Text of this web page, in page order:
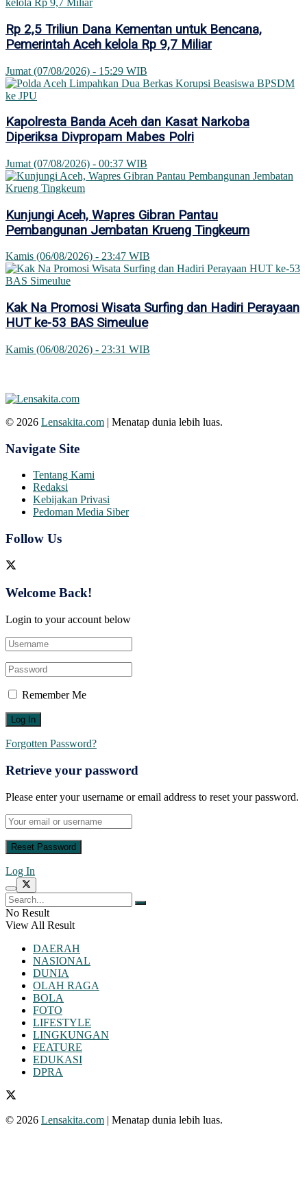
Rp 2,5 Triliun Dana Kementan untuk Bencana,
Pemerintah Aceh kelola Rp 9,7 Miliar
Jumat (07/08/2026) - 15:29 WIB
Kapolresta Banda Aceh dan Kasat Narkoba
Diperiksa Divpropam Mabes Polri
Jumat (07/08/2026) - 00:37 WIB
Kunjungi Aceh, Wapres Gibran Pantau
Pembangunan Jembatan Krueng Tingkeum
Kamis (06/08/2026) - 23:47 WIB
Kak Na Promosi Wisata Surfing dan Hadiri Perayaan
HUT ke-53 BAS Simeulue
Kamis (06/08/2026) - 23:31 WIB
© 2026 Lensakita.com | Menatap dunia lebih luas.
Navigate Site
Tentang Kami
Redaksi
Kebijakan Privasi
Pedoman Media Siber
Follow Us
Welcome Back!
Login to your account below
Remember Me
Forgotten Password?
Retrieve your password
Please enter your username or email address to reset your password.
Log In
No Result
View All Result
DAERAH
NASIONAL
DUNIA
OLAH RAGA
BOLA
FOTO
LIFESTYLE
LINGKUNGAN
FEATURE
EDUKASI
DPRA
© 2026 Lensakita.com | Menatap dunia lebih luas.